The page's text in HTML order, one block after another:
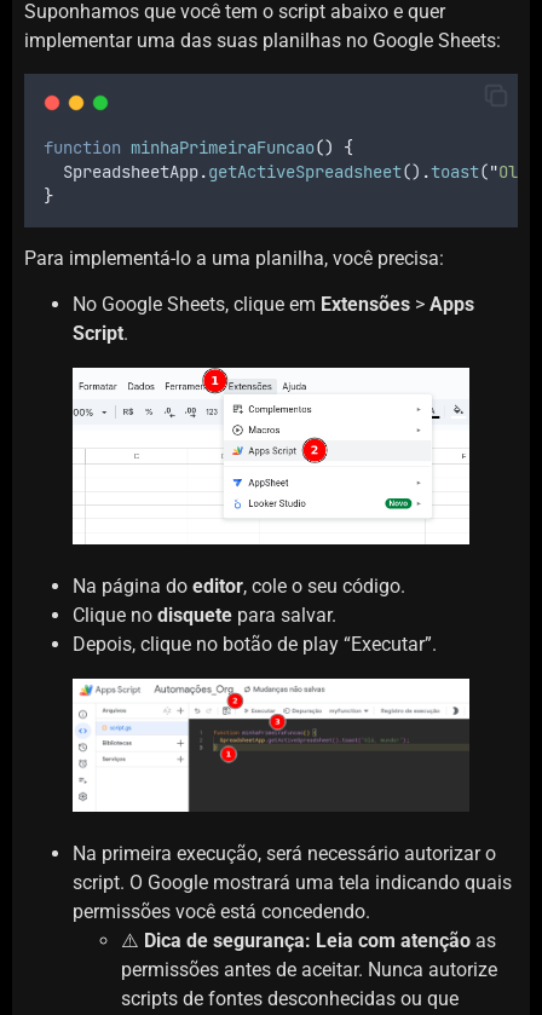
Suponhamos que você tem o script abaixo e quer
implementar uma das suas planilhas no Google Sheets:
function minhaPrimeiraFuncao()
{
SpreadsheetApp.getActiveSpreadsheet() .toast("Olá,
}
Para implementá-lo a uma planilha, você precisa:
No Google Sheets, clique em Extensões > Apps
Script.
Na página do editor, cole o seu código.
Clique no disquete para salvar.
Depois, clique no botão de play “Executar”.
Na primeira execução, será necessário autorizar o
script. O Google mostrará uma tela indicando quais
permissões você está concedendo.
⚠️ Dica de segurança: Leia com atenção as
permissões antes de aceitar. Nunca autorize
scripts de fontes desconhecidas ou que